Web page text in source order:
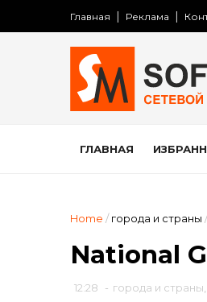
Главная Реклама
ГЛАВНАЯ
Home / города и страны /
National
12:28 - города и страны